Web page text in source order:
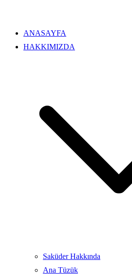
ANASAYFA
HAKKIMIZDA
Saküder Hakkında
Ana Tüzük